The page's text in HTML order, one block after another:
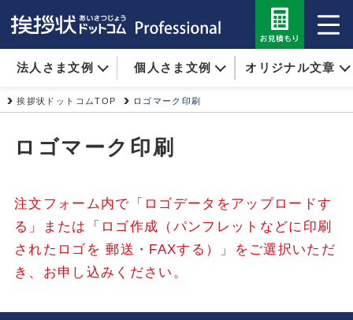
挨拶状ドットコムTOP ロゴマーク印刷
ロゴマーク印刷
注文フォーム内で「ロゴデータをアップロードす
る」または「ロゴ作成（パンフレットなどに印刷
されたロゴを 郵送・FAXする）」をご選択いただ
き、お申し込みください。
法人さま文例 個人さま文例 オリジナル文章